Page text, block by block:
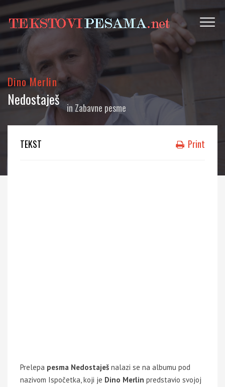
Dino Merlin
Nedostaješ in Zabavne pesme
TEKST Print
Prelepa pesma Nedostaješ nalazi se na albumu pod
nazivom Ispočetka, koji je Dino Merlin predstavio svojoj